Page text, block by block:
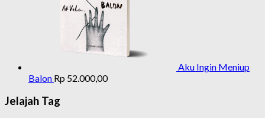
Aku Ingin Meniup
Balon Rp 52.000,00
Jelajah Tag